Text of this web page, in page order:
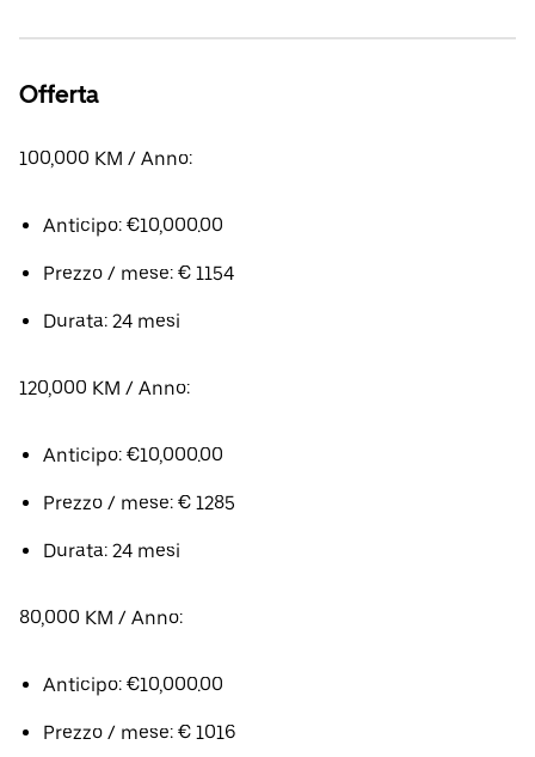
Offerta
100,000 KM / Anno:
Anticipo: €10,000.00
Prezzo / mese: € 1154
Durata: 24 mesi
120,000 KM / Anno:
Anticipo: €10,000.00
Prezzo / mese: € 1285
Durata: 24 mesi
80,000 KM / Anno:
Anticipo: €10,000.00
Prezzo / mese: € 1016